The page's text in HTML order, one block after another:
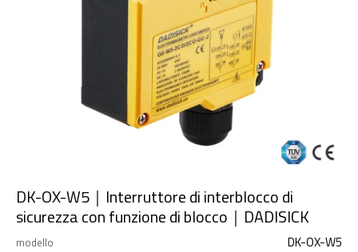
DK-OX-W5｜Interruttore di interblocco di
sicurezza con funzione di blocco｜DADISICK
modello DK-OX-W5